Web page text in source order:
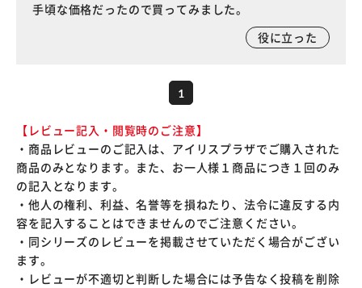
手頃な価格だったので買ってみました。
役に立った
1
【レビュー記入・閲覧時のご注意】
・商品レビューのご記入は、アイリスプラザでご購入された
商品のみとなります。また、お一人様１商品につき１回のみ
の記入となります。
・他人の権利、利益、名誉等を損ねたり、法令に違反する内
容を記入することはできませんのでご注意ください。
・同シリーズのレビューを掲載させていただく場合がござい
ます。
・レビューが不適切と判断した場合には予告なく投稿を削除